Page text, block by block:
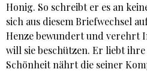
Honig. So schreibt er es an
sich aus diesem Briefwechsel
Henze bewundert und verehrt
will sie beschützen. Er liebt
Schönheit nährt die seiner